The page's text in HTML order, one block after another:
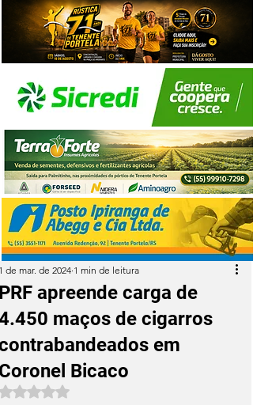
apreende carga de
maços de cigarros
em
Bicaco
de mar. de 2024 1 min de leitura
Avaliado com NaN de 5 estrelas.